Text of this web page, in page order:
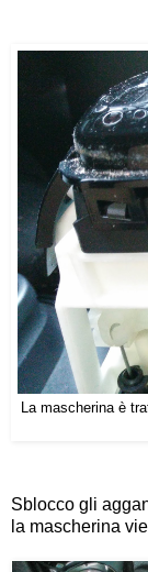
La mascherina è
Sblocco gli
la mascherina